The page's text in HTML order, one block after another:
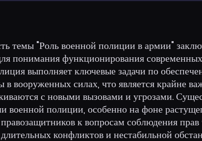
темы "Роль военной полиции в армии"
понимания функционирования
выполняет ключевые задачи по
вооруженных силах, что является крайне
с новыми вызовами и угрозами.
военной полиции, особенно на фоне
к вопросам соблюдения прав
конфликтов и нестабильной